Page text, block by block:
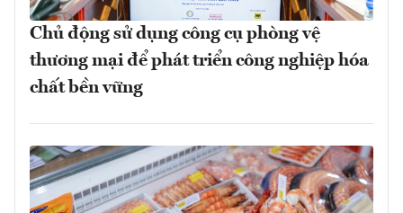
Chủ động sử dụng công cụ phòng vệ
thương mại để phát triển công nghiệp hóa
chất bền vững